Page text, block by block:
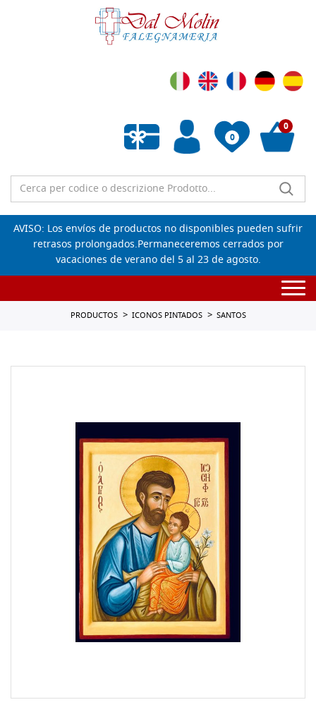
0
Lista de deseos vacía
0
AVISO: Los envíos de productos no disponibles pueden sufrir
retrasos prolongados.Permaneceremos cerrados por
vacaciones de verano del 5 al 23 de agosto.
PRODUCTOS ICONOS PINTADOS SANTOS